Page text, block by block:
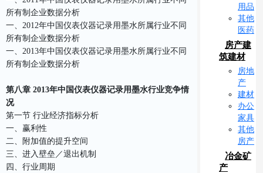
所有制企业数据分析
一、2012年中国仪表仪器记录用墨水所属行业不同
所有制企业数据分析
一、2013年中国仪表仪器记录用墨水所属行业不同
所有制企业数据分析
第八章 2013年中国仪表仪器记录用墨水行业竞争情
况
第一节 行业经济指标分析
一、赢利性
二、附加值的提升空间
三、进入壁垒／退出机制
四、行业周期
用品
其他
医药
房产建
筑建材
房地
产
建材
办公
家具
其他
房产
冶金矿
产